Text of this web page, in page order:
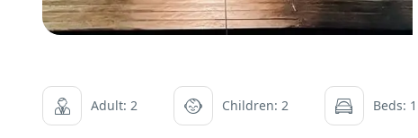
Adult: 2 Children: 2 Beds: 1